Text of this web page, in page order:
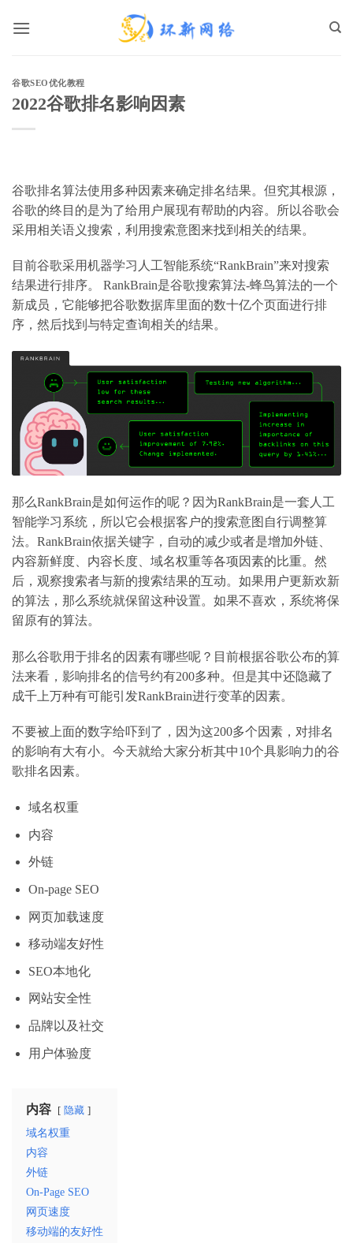
谷歌SEO优化教程
2022谷歌排名影响因素
谷歌排名算法使用多种因素来确定排名结果。但究其根源，
谷歌的终目的是为了给用户展现有帮助的内容。所以谷歌会
采用相关语义搜索，利用搜索意图来找到相关的结果。
目前谷歌采用机器学习人工智能系统“RankBrain”来对搜索
结果进行排序。 RankBrain是谷歌搜索算法-蜂鸟算法的一个
新成员，它能够把谷歌数据库里面的数十亿个页面进行排
序，然后找到与特定查询相关的结果。
那么RankBrain是如何运作的呢？因为RankBrain是一套人工
智能学习系统，所以它会根据客户的搜索意图自行调整算
法。RankBrain依据关键字，自动的减少或者是增加外链、
内容新鲜度、内容长度、域名权重等各项因素的比重。然
后，观察搜索者与新的搜索结果的互动。如果用户更新欢新
的算法，那么系统就保留这种设置。如果不喜欢，系统将保
留原有的算法。
那么谷歌用于排名的因素有哪些呢？目前根据谷歌公布的算
法来看，影响排名的信号约有200多种。但是其中还隐藏了
成千上万种有可能引发RankBrain进行变革的因素。
不要被上面的数字给吓到了，因为这200多个因素，对排名
的影响有大有小。今天就给大家分析其中10个具影响力的谷
歌排名因素。
域名权重
内容
外链
On-page SEO
网页加载速度
移动端友好性
SEO本地化
网站安全性
品牌以及社交
用户体验度
内容 隐藏
域名权重
内容
外链
On-Page SEO
网页速度
移动端的友好性